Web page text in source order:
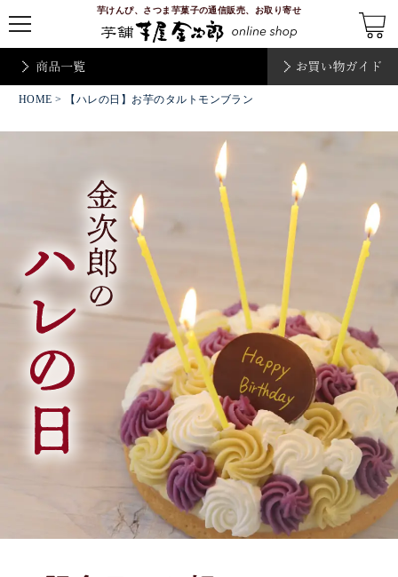
芋けんぴ、さつま芋菓子の通信販売、お取り寄せ
t
o
g
g
e
n
HOME > 【ハレの日】お芋のタルトモンブラン